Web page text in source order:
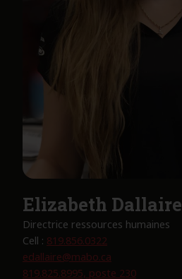
Elizabeth Dallaire
Directrice ressources humaines
Cell : 819.856.0322
edallaire@mabo.ca
819.825.8995, poste 230